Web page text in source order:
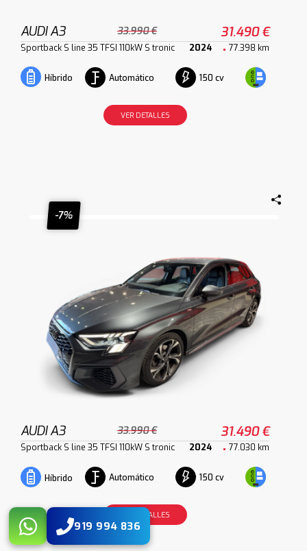
AUDI A3 33.990 € 31.490 €
Sportback S line 35 TFSI 110kW S tronic 2024 77.398 km
Híbrido Automático 150 cv
VER DETALLES
-7%
AUDI A3 33.990 € 31.490 €
Sportback S line 35 TFSI 110kW S tronic 2024 77.030 km
Híbrido Automático 150 cv
VER DETALLES
919 994 836